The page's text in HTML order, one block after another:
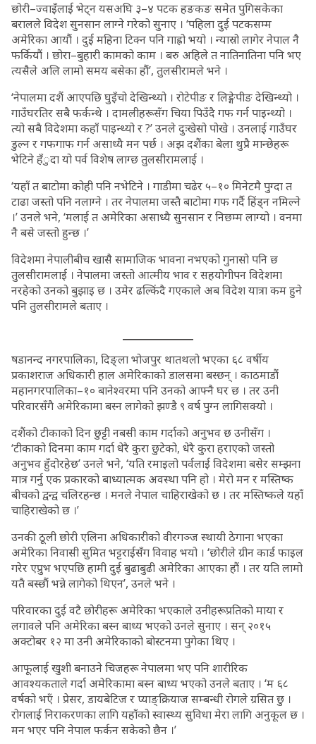
छोरी–ज्वाइँलाई भेट्न यसअघि ३–४ पटक हङकङ समेत पुगिसकेका
बरालले विदेश सुनसान लाग्ने गरेको सुनाए । ‘पहिला दुई पटकसम्म
अमेरिका आयौं । दुई महिना टिक्न पनि गाह्रो भयो । न्यास्रो लागेर नेपाल नै
फर्कियौं । छोरा–बुहारी कामको काम । बरु अहिले त नातिनातिना पनि भए
त्यसैले अलि लामो समय बसेका हौं’, तुलसीरामले भने ।
‘नेपालमा दशैं आएपछि घुइँचो देखिन्थ्यो । रोटेपीङ र लिङ्गेपीङ देखिन्थ्यो ।
गाउँघरतिर सबै फर्कन्थे । दामलीहरूसँग चिया पिउँदै गफ गर्न पाइन्थ्यो ।
त्यो सबै विदेशमा कहाँ पाइन्थ्यो र ?’ उनले दुःखेसो पोखे । उनलाई गाउँघर
डुल्न र गफगाफ गर्न असाध्यै मन पर्छ । अझ दशैंका बेला थुप्रै मान्छेहरू
भेटिने हँुदा यो पर्व विशेष लाग्छ तुलसीरामलाई ।
‘यहाँ त बाटोमा कोही पनि नभेटिने । गाडीमा चढेर ५–१० मिनेटमै पुग्दा त
टाढा जस्तो पनि नलाग्ने । तर नेपालमा जस्तै बाटोमा गफ गर्दै हिंड्न नमिल्ने
।’ उनले भने, ‘मलाई त अमेरिका असाध्यै सुनसान र निछम्म लाग्यो । वनमा
नै बसे जस्तो हुन्छ ।’
विदेशमा नेपालीबीच खासै सामाजिक भावना नभएको गुनासो पनि छ
तुलसीरामलाई । नेपालमा जस्तो आत्मीय भाव र सहयोगीपन विदेशमा
नरहेको उनको बुझाइ छ । उमेर ढल्किंदै गएकाले अब विदेश यात्रा कम हुने
पनि तुलसीरामले बताए ।
षडानन्द नगरपालिका, दिङ्ला भोजपुर थातथलो भएका ६८ वर्षीय
प्रकाशराज अधिकारी हाल अमेरिकाको डालसमा बस्छन् । काठमाडौं
महानगरपालिका–१० बानेश्वरमा पनि उनको आफ्नै घर छ । तर उनी
परिवारसँगै अमेरिकामा बस्न लागेको झण्डै ९ वर्ष पुग्न लागिसक्यो ।
दशैंको टीकाको दिन छुट्टी नबसी काम गर्दाको अनुभव छ उनीसँग ।
‘टीकाको दिनमा काम गर्दा धेरै कुरा छुटेको, धेरै कुरा हराएको जस्तो
अनुभव हुँदोरहेछ’ उनले भने, ‘यति रमाइलो पर्वलाई विदेशमा बसेर सम्झना
मात्र गर्नु एक प्रकारको बाध्यात्मक अवस्था पनि हो । मेरो मन र मस्तिष्क
बीचको द्वन्द्व चलिरहन्छ । मनले नेपाल चाहिराखेको छ । तर मस्तिष्कले यहाँ
चाहिराखेको छ ।’
उनकी ठूली छोरी एलिना अधिकारीको वीरगञ्ज स्थायी ठेगाना भएका
अमेरिका निवासी सुमित भट्टराईसँग विवाह भयो । ‘छोरीले ग्रीन कार्ड फाइल
गरेर एप्रुभ भएपछि हामी दुई बुढाबुढी अमेरिका आएका हौं । तर यति लामो
यतै बस्छौं भन्ने लागेको थिएन’, उनले भने ।
परिवारका दुई वटै छोरीहरू अमेरिका भएकाले उनीहरूप्रतिको माया र
लगावले पनि अमेरिका बस्न बाध्य भएको उनले सुनाए । सन् २०१५
अक्टोबर १२ मा उनी अमेरिकाको बोस्टनमा पुगेका थिए ।
आफूलाई खुशी बनाउने चिजहरू नेपालमा भए पनि शारीरिक
आवश्यकताले गर्दा अमेरिकामा बस्न बाध्य भएको उनले बताए । ‘म ६८
वर्षको भएँ । प्रेसर, डायबेटिज र प्याङ्क्रियाज सम्बन्धी रोगले ग्रसित छु ।
रोगलाई निराकरणका लागि यहाँको स्वास्थ्य सुविधा मेरा लागि अनुकूल छ ।
मन भएर पनि नेपाल फर्कन सकेको छैन ।’